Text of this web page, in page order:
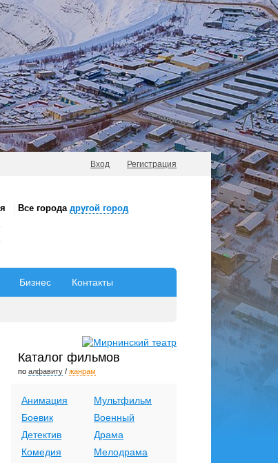
Вход Регистрация
Все города другой город
Бизнес Контакты
Каталог фильмов
по алфавиту / жанрам
Анимация
Мультфильм
Боевик
Военный
Детектив
Драма
Комедия
Мелодрама